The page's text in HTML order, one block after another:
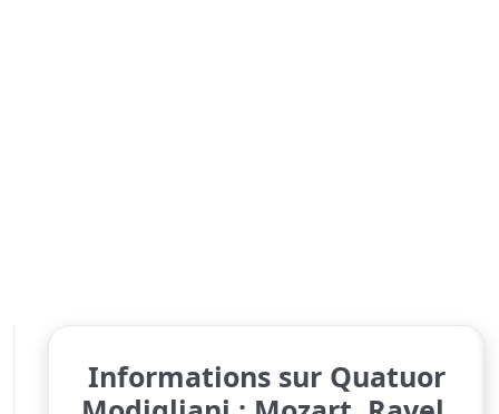
Informations sur Quatuor